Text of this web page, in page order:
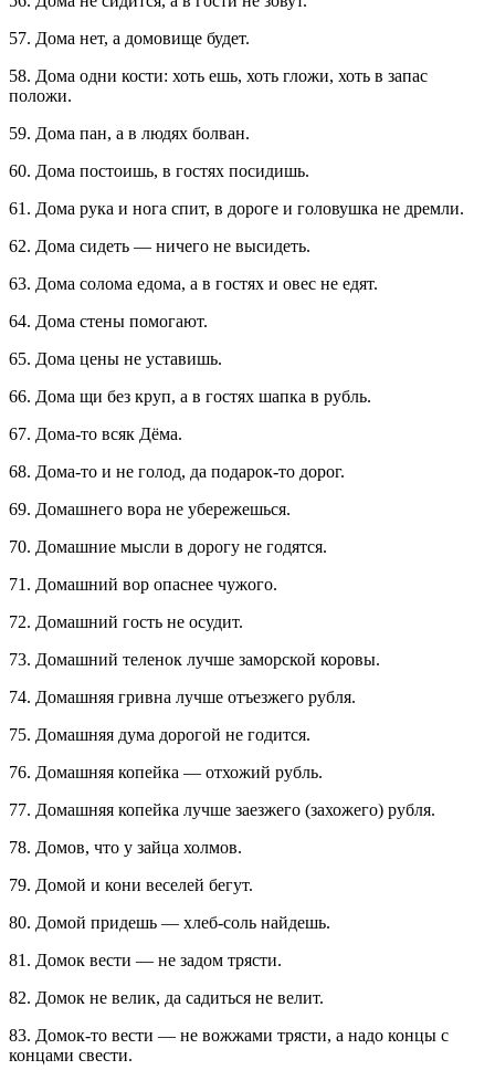
57. Дома нет, а домовище будет.
58. Дома одни кости: хоть ешь, хоть гложи, хоть в запас
положи.
59. Дома пан, а в людях болван.
60. Дома постоишь, в гостях посидишь.
61. Дома рука и нога спит, в дороге и головушка не дремли.
62. Дома сидеть — ничего не высидеть.
63. Дома солома едома, а в гостях и овес не едят.
64. Дома стены помогают.
65. Дома цены не уставишь.
66. Дома щи без круп, а в гостях шапка в рубль.
67. Дома-то всяк Дёма.
68. Дома-то и не голод, да подарок-то дорог.
69. Домашнего вора не убережешься.
70. Домашние мысли в дорогу не годятся.
71. Домашний вор опаснее чужого.
72. Домашний гость не осудит.
73. Домашний теленок лучше заморской коровы.
74. Домашняя гривна лучше отъезжего рубля.
75. Домашняя дума дорогой не годится.
76. Домашняя копейка — отхожий рубль.
77. Домашняя копейка лучше заезжего (захожего) рубля.
78. Домов, что у зайца холмов.
79. Домой и кони веселей бегут.
80. Домой придешь — хлеб-соль найдешь.
81. Домок вести — не задом трясти.
82. Домок не велик, да садиться не велит.
83. Домок-то вести — не вожжами трясти, а надо концы с
концами свести.